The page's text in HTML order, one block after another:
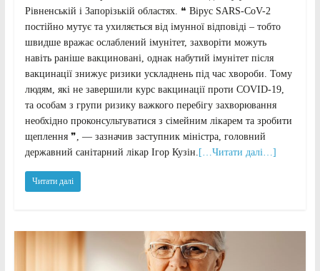
Рівненській і Запорізькій областях. ❝ Вірус SARS-CoV-2
постійно мутує та ухиляється від імунної відповіді – тобто
швидше вражає ослаблений імунітет, захворіти можуть
навіть раніше вакциновані, однак набутий імунітет після
вакцинації знижує ризики ускладнень під час хвороби. Тому
людям, які не завершили курс вакцинації проти COVID-19,
та особам з групи ризику важкого перебігу захворювання
необхідно проконсультуватися з сімейним лікарем та зробити
щеплення ❞, — зазначив заступник міністра, головний
державний санітарний лікар Ігор Кузін. […Читати далі…]
Читати далі